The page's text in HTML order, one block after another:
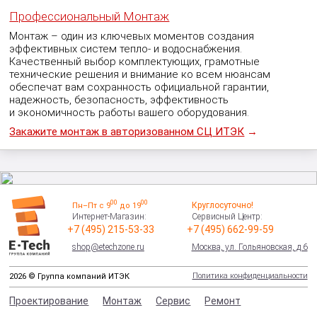
Профессиональный Монтаж
Монтаж – один из ключевых моментов создания
эффективных систем тепло- и водоснабжения.
Качественный выбор комплектующих, грамотные
технические решения и внимание ко всем нюансам
обеспечат вам сохранность официальной гарантии,
надежность, безопасность, эффективность
и экономичность работы вашего оборудования.
Закажите монтаж в авторизованном СЦ ИТЭК →
Пн–Пт с 900 до 1900
Интернет-Магазин:
+7 (495) 215-53-33
shop@etechzone.ru
Круглосуточно!
Сервисный Центр:
+7 (495) 662-99-59
Москва, ул. Гольяновская, д.6
2026 © Группа компаний ИТЭК Политика конфиденциальности
Проектирование Монтаж Сервис Ремонт